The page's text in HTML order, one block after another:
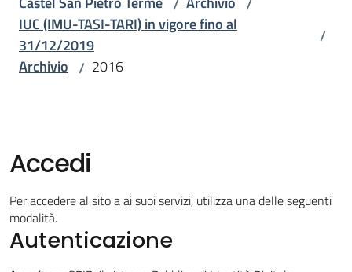
Notizie
Comuni
associati
funzioni
IUC (IMU-TASI-TARI) in vigore fino al
31/12/2019
/
Archivio / 2016
Accedi
Per accedere al sito a ai suoi servizi, utilizza una delle seguenti
modalità.
Autenticazione